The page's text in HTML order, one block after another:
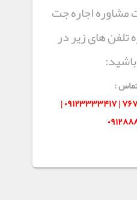
اجاره جت
تلفن های زیر در
:
۷۷۳۳۳۱۰۷ | ۷۶۷۸۰۵۳۶ | ۰۹۱۲۳۳۳۳۴۱۷ |